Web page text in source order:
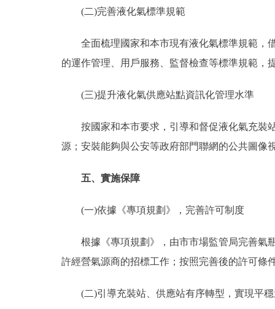
(二)完善液化氣標準規範
全面梳理國家和本市現有液化氣標準規範，借
的運作管理、用戶服務、監督檢查等標準規範，
(三)提升液化氣供應站點資訊化管理水準
按國家和本市要求，引導和督促液化氣充裝站
源；安裝能夠與公安等政府部門聯網的公共圖像
五、實施保障
(一)依據《專項規劃》，完善許可制度
根據《專項規劃》，由市市場監管局完善氣瓶
許經營氣源商的招標工作；按照完善後的許可條
(二)引導充裝站、供應站有序轉型，實現平穩